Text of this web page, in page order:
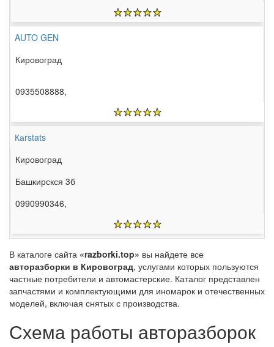
AUTO GEN
Кировоград
0935508888,
Каrstats
Кировоград
Башкирскся 3б
0990990346,
В каталоге сайта «razborki.top» вы найдете все
авторазборки в Кировоград, услугами которых пользуются
частные потребители и автомастерские. Каталог представлен
запчастями и комплектующими для иномарок и отечественных
моделей, включая снятых с производства.
Схема работы авторазборок